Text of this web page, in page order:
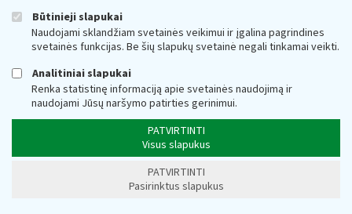
Būtinieji slapukai
Naudojami sklandžiam svetainės veikimui ir įgalina pagrindines
svetainės funkcijas. Be šių slapukų svetainė negali tinkamai veikti.
Analitiniai slapukai
Renka statistinę informaciją apie svetainės naudojimą ir
naudojami Jūsų naršymo patirties gerinimui.
PATVIRTINTI
Visus slapukus
PATVIRTINTI
Pasirinktus slapukus
adresas: Vasario 16-osios g. 14, 01107 Vilnius, Lietuva, el.paštas:
vmi@vmi.lt, E. pristatymo dėžutės adresas 188659752
Duomenys apie Valstybinę mokesčių inspekciją prie Lietuvos
Respublikos finansų ministerijos kaupiami ir saugomi Juridinių
asmenų registre